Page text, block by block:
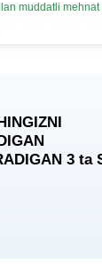
muddatli
3 ta